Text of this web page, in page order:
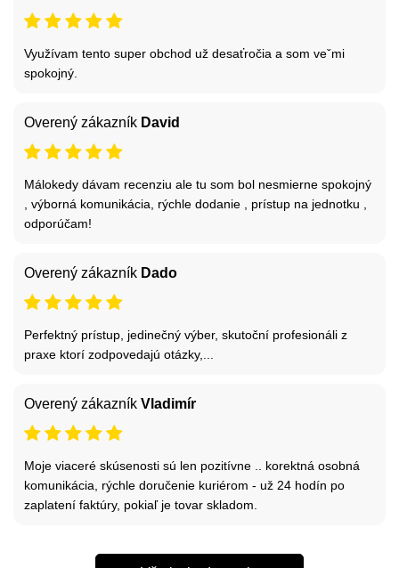
Využívam tento super obchod už desaťročia a som veˇmi
spokojný.
Overený zákazník David
Málokedy dávam recenziu ale tu som bol nesmierne spokojný
, výborná komunikácia, rýchle dodanie , prístup na jednotku ,
odporúčam!
Overený zákazník Dado
Perfektný prístup, jedinečný výber, skutoční profesionáli z
praxe ktorí zodpovedajú otázky,...
Overený zákazník Vladimír
Moje viaceré skúsenosti sú len pozitívne .. korektná osobná
komunikácia, rýchle doručenie kuriérom - už 24 hodín po
zaplatení faktúry, pokiaľ je tovar skladom.